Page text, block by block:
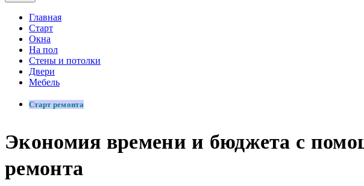
Главная
Старт
Окна
На пол
Стены и потолки
Двери
Мебель
Старт ремонта
Экономия времени и бюджета с
ремонта